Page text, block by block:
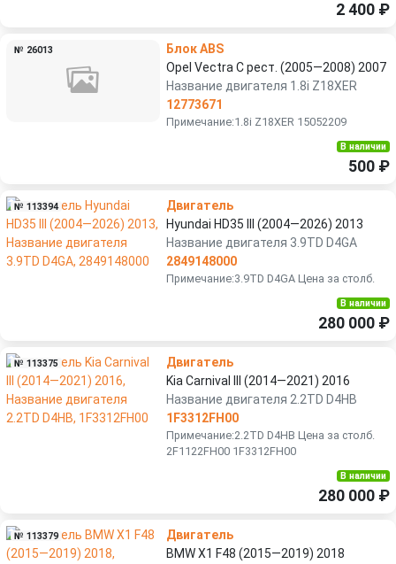
2 400 ₽
№ 26013
Блок ABS
Opel Vectra C рест. (2005—2008) 2007
Название двигателя 1.8i Z18XER
12773671
Примечание:1.8i Z18XER 15052209
В наличии
500 ₽
№ 113394
Двигатель
Hyundai HD35 III (2004—2026) 2013
Название двигателя 3.9TD D4GA
2849148000
Примечание:3.9TD D4GA Цена за столб.
В наличии
280 000 ₽
№ 113375
Двигатель
Kia Carnival III (2014—2021) 2016
Название двигателя 2.2TD D4HB
1F3312FH00
Примечание:2.2TD D4HB Цена за столб.
2F1122FH00 1F3312FH00
В наличии
280 000 ₽
№ 113379
Двигатель
BMW X1 F48 (2015—2019) 2018